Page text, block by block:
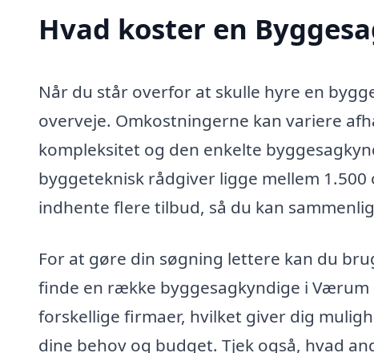
Hvad koster en
Når du står overfor at skulle hyre en
overveje. Omkostningerne kan variere
kompleksitet og den enkelte
byggeteknisk rådgiver ligge mellem
indhente flere tilbud, så du kan
For at gøre din søgning lettere kan du
finde en række byggesagkyndige i
forskellige firmaer, hvilket giver dig
dine behov og budget. Tjek også, hvad